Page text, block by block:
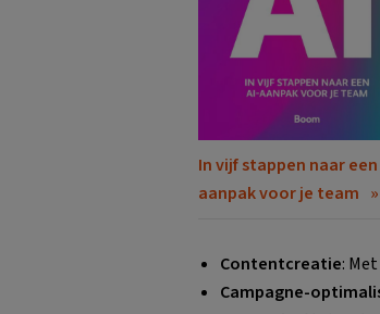
In vijf stappen naar een
aanpak voor je team
Contentcreatie:
Campagne-